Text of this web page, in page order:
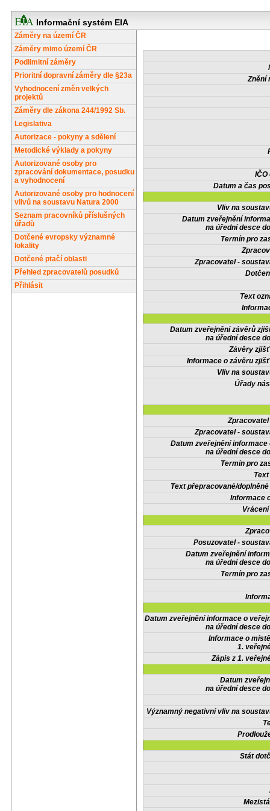
Informační systém EIA
Záměry na území ČR
Záměry mimo území ČR
Podlimitní záměry
Prioritní dopravní záměry dle §23a
Vyhodnocení změn velkých
projektů
Záměry dle zákona 244/1992 Sb.
Legislativa
Autorizace - pokyny a sdělení
Metodické výklady a pokyny
Autorizované osoby pro
zpracování dokumentace, posudku
a vyhodnocení
Autorizované osoby pro hodnocení
vlivů na soustavu Natura 2000
Seznam pracovníků příslušných
úřadů
Dotčené evropsky významné
lokality
Dotčené ptačí oblasti
Přehled zpracovatelů posudků
Přihlásit
Znění
IČO
Datum a čas
Vliv na
Datum zveřejnění
na úřední desce
Termín pro
Zpracovatel -
Text
Datum zveřejnění závěrů
na úřední desce
Závěry
Informace o závěru
Vliv na
Úřady
Zpracovatel -
Datum zveřejnění informace
na úřední desce
Termín pro
Text přepracované/
Informace
Posuzovatel -
Datum zveřejnění
na úřední desce
Termín pro
Datum zveřejnění informace o
na úřední desce
Informace o
1.
Zápis z 1.
Datum
na úřední desce
Významný negativní vliv na
Stát